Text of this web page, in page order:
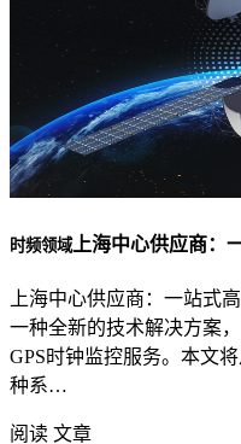
时频领域上海中心供应商：
上海中心供应商：一站式
一种全新的技术解决方案
GPS时钟监控服务。本文
种系…
阅读 文章